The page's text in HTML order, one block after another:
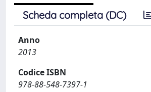
Scheda completa (DC)
Anno
2013
Codice ISBN
978-88-548-7397-1